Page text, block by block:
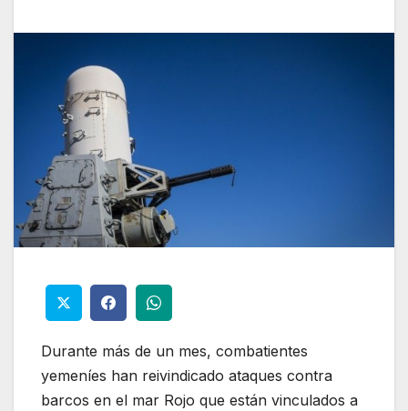
Durante más de un mes, combatientes
yemeníes han reivindicado ataques contra
barcos en el mar Rojo que están vinculados a